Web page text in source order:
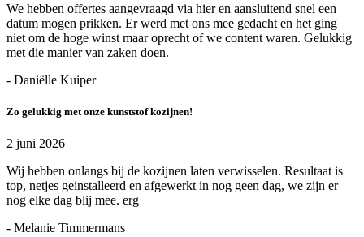
We hebben offertes aangevraagd via hier en aansluitend snel een
datum mogen prikken. Er werd met ons mee gedacht en het ging
niet om de hoge winst maar oprecht of we content waren. Gelukkig
met die manier van zaken doen.
- Daniëlle Kuiper
Zo gelukkig met onze kunststof kozijnen!
2 juni 2026
Wij hebben onlangs bij de kozijnen laten verwisselen. Resultaat is
top, netjes geinstalleerd en afgewerkt in nog geen dag, we zijn er
nog elke dag blij mee. erg
- Melanie Timmermans